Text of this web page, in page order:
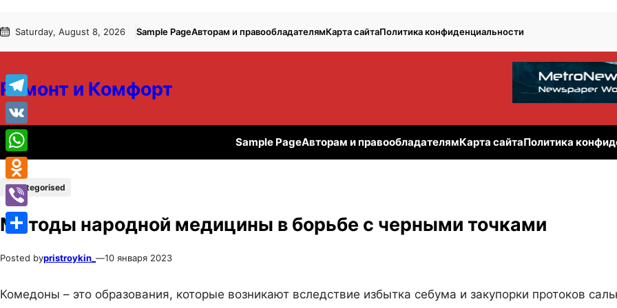
к
к
Saturday, August 8, 2026 Sample PageАвторам и правообладателямКарта сайтаПолитика конфиденциальности
Ремонт и Комфорт
Sample PageАвторам и правообладателямКарта сайтаПолитика
Uncategorised
Методы народной медицины в борьбе с черными точками
Posted bypristroykin_ —10 января 2023
Комедоны – это образования, которые возникают вследствие избытка себума и закупорки протоков
Telegram
VK
WhatsApp
Odnoklassniki
Viber